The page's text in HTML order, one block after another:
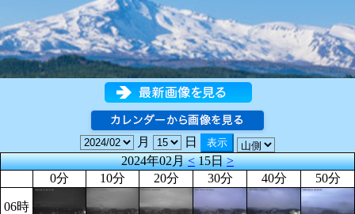
月
日
2024年02月<15日>
0分
10分 20分 30分 40分 50分
06時